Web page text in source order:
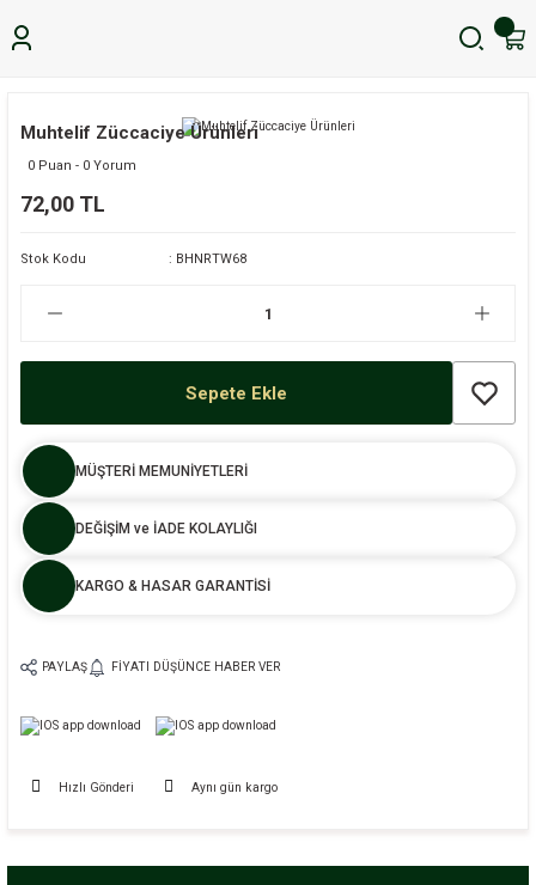
Muhtelif Züccaciye Ürünleri
0 Puan - 0 Yorum
72,00 TL
Stok Kodu BHNRTW68
Sepete Ekle
MÜŞTERİ MEMUNİYETLERİ
DEĞİŞİM ve İADE KOLAYLIĞI
KARGO & HASAR GARANTİSİ
PAYLAŞ FIYATI DÜŞÜNCE HABER VER
Hızlı Gönderi Aynı gün kargo